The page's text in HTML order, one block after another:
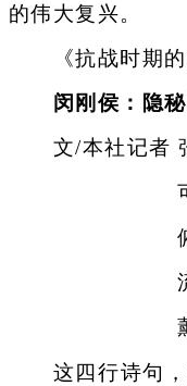
的伟大复兴。
《抗战时期的
闵刚侯：隐秘
文/本社记者
可
俯
流
薰
这四行诗句，